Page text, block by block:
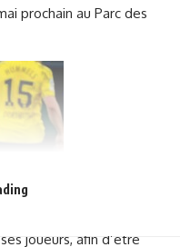
prochain au Parc des
joueurs, afin d’être